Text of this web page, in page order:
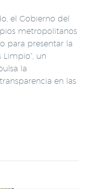
el Gobierno del
metropolitanos
para presentar la
Limpio”, un
la
en las